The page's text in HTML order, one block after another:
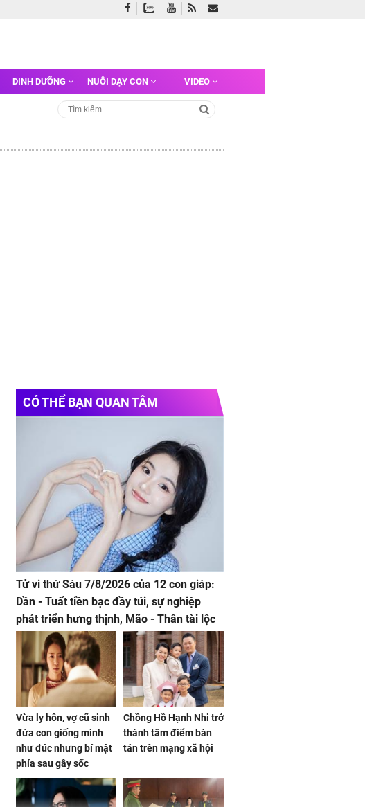
DINH DƯỠNG NUÔI DẠY CON VIDEO
CÓ THỂ BẠN QUAN TÂM
Tử vi thứ Sáu 7/8/2026 của 12 con giáp:
Dần - Tuất tiền bạc đầy túi, sự nghiệp
phát triển hưng thịnh, Mão - Thân tài lộc
ảm đạm, mọi sự khó thành công mỹ mãn
Vừa ly hôn, vợ cũ sinh
đứa con giống mình
như đúc nhưng bí mật
phía sau gây sốc
Chồng Hồ Hạnh Nhi trở
thành tâm điểm bàn
tán trên mạng xã hội